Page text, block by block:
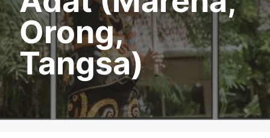
Orong,
Tangsa)